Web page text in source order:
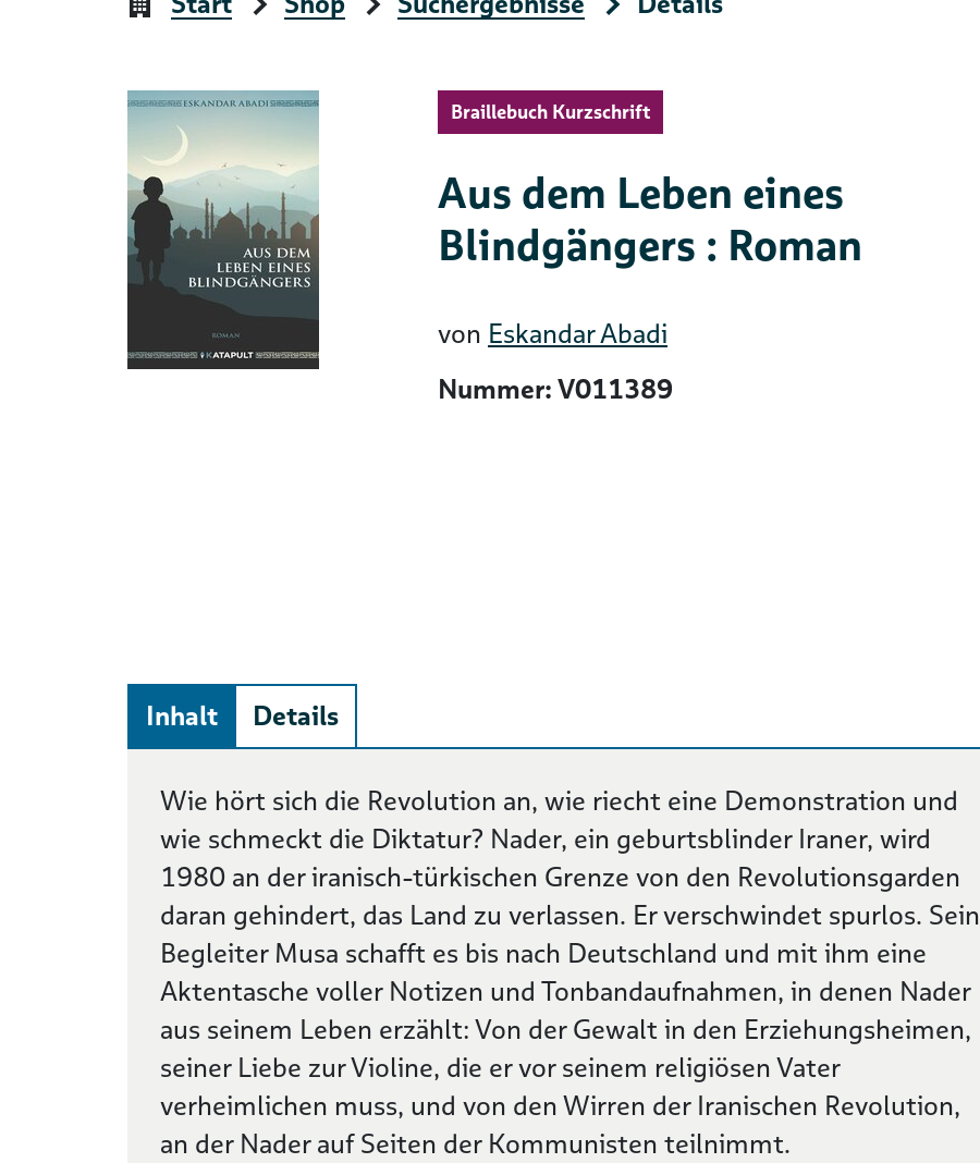
Braillebuch Kurzschrift
Aus dem Leben eines
Blindgängers : Roman
von Eskandar Abadi
Nummer: V011389
Inhalt Details
Beschreibung
Wie hört sich die Revolution an, wie riecht eine Demonstration und
wie schmeckt die Diktatur? Nader, ein geburtsblinder Iraner, wird
1980 an der iranisch-türkischen Grenze von den Revolutionsgarden
daran gehindert, das Land zu verlassen. Er verschwindet spurlos. Sein
Begleiter Musa schafft es bis nach Deutschland und mit ihm eine
Aktentasche voller Notizen und Tonbandaufnahmen, in denen Nader
aus seinem Leben erzählt: Von der Gewalt in den Erziehungsheimen,
seiner Liebe zur Violine, die er vor seinem religiösen Vater
verheimlichen muss, und von den Wirren der Iranischen Revolution,
an der Nader auf Seiten der Kommunisten teilnimmt.